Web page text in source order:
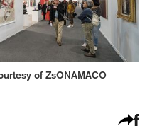
of ZsONAMACO